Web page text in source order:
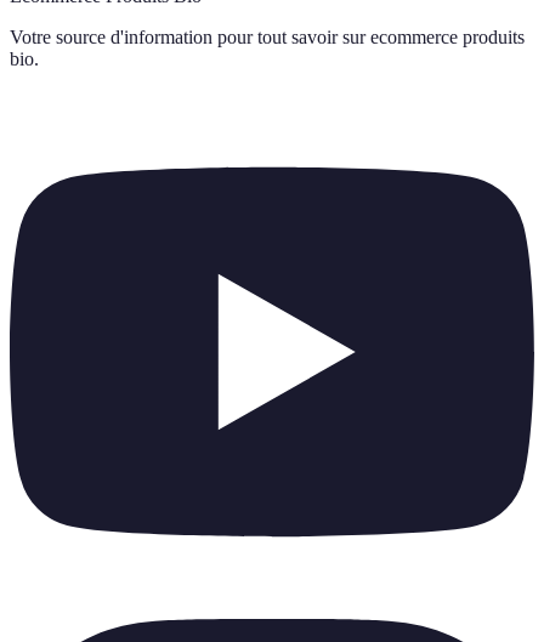
Votre source d'information pour tout savoir sur ecommerce produits
bio.